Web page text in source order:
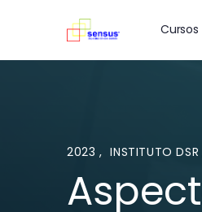
Cursos
2023, INSTITUTO DSR